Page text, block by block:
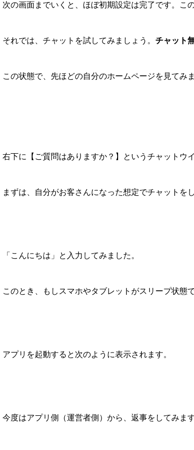
次の画面までいくと、ほぼ初期設定は完了です。こ
それでは、チャットを試してみましょう。 チャット
この状態で、先ほどの自分のホームページを見てみま
右下に【ご質問はありますか？】というチャットウ
まずは、自分がお客さんになった想定でチャットを
「こんにちは」と入力してみました。
このとき、もしスマホやタブレットがスリープ状態
アプリを起動すると次のように表示されます。
今度はアプリ側（運営者側）から、返事をしてみます